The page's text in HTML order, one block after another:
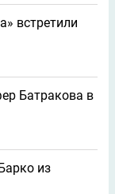
встретили
Батракова в
из